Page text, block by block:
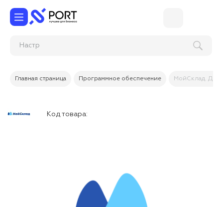
Н
Главная страница Программное обеспечение МойСклад.
Код товара: